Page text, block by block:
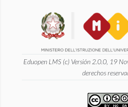
Eduopen LMS (c) Versión 2.0.0, 19
derechos